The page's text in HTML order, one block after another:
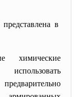
в
химические